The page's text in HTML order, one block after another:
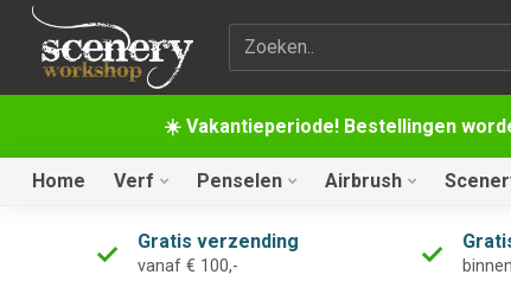
☀️ Vakantieperiode! Bestellingen
Zoekterm
Home Verf Penselen Airbrush
Gratis verzending
vanaf € 100,-